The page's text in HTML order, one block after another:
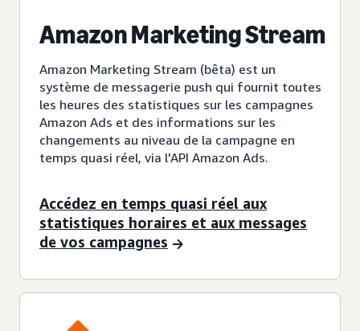
Amazon Marketing Stream
Amazon Marketing Stream (bêta) est un
système de messagerie push qui fournit toutes
les heures des statistiques sur les campagnes
Amazon Ads et des informations sur les
changements au niveau de la campagne en
temps quasi réel, via l'API Amazon Ads.
Accédez en temps quasi réel aux
statistiques horaires et aux messages
de vos campagnes